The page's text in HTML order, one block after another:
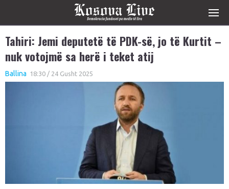
Tahiri: Jemi deputetë të PDK-së, jo të Kurtit –
nuk votojmë sa herë i teket atij
Ballina 18:30 / 24 Gusht 2025